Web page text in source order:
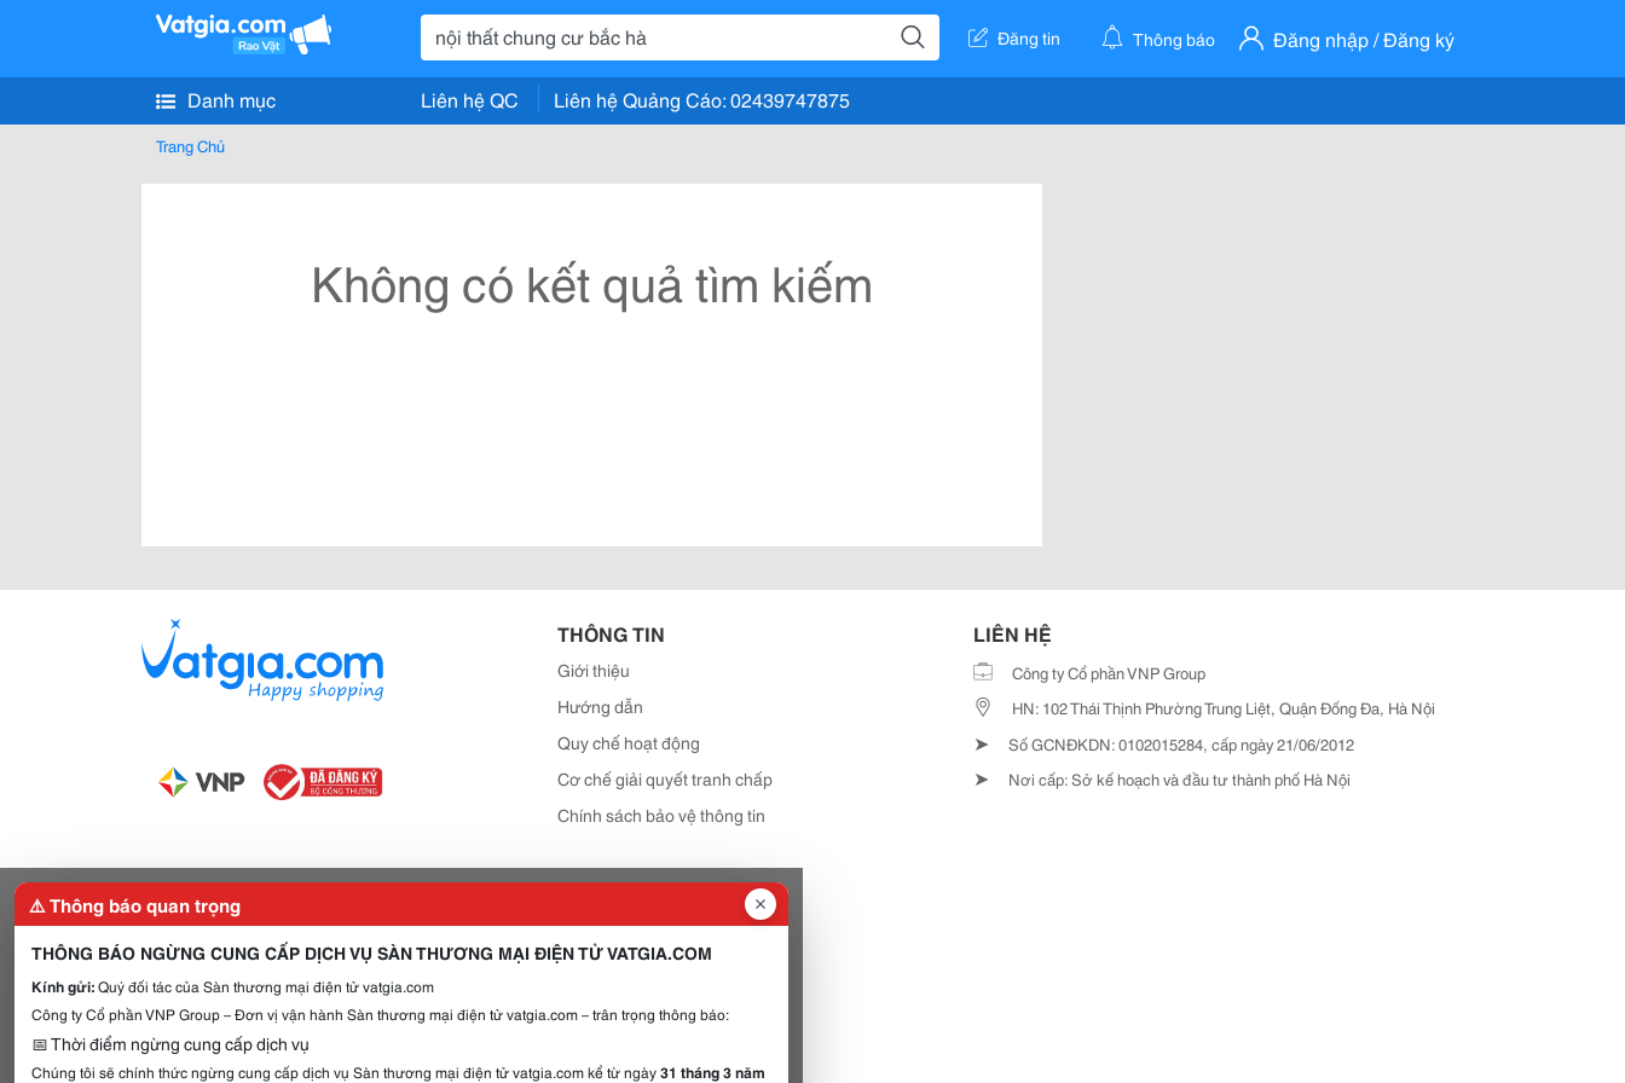
Đăng tin Thông báo Đăng nhập / Đăng ký
Danh mục Liên hệ QC Liên hệ Quảng Cáo: 02439747875
Trang Chủ
Không có kết quả tìm kiếm
THÔNG TIN
Giới thiệu
Hướng dẫn
Quy chế hoạt động
Cơ chế giải quyết tranh chấp
Chính sách bảo vệ thông tin
LIÊN HỆ
Công ty Cổ phần VNP Group
HN: 102 Thái Thịnh Phường Trung Liệt, Quận Đống Đa, Hà Nội
➤ Số GCNĐKDN: 0102015284, cấp ngày 21/06/2012
➤ Nơi cấp: Sở kế hoạch và đầu tư thành phố Hà Nội
⚠️ Thông báo quan trọng
THÔNG BÁO NGỪNG CUNG CẤP DỊCH VỤ SÀN THƯƠNG MẠI ĐIỆN TỬ VATGIA.COM
Kính gửi:Quý đối tác của Sàn thương mại điện tử vatgia.com
Công ty Cổ phần VNP Group – Đơn vị vận hành Sàn thương mại điện tử vatgia.com – trân trọng thông báo:
📅 Thời điểm ngừng cung cấp dịch vụ
Chúng tôi sẽ chính thức ngừng cung cấp dịch vụ Sàn thương mại điện tử vatgia.com kể từ ngày31 tháng 3 năm